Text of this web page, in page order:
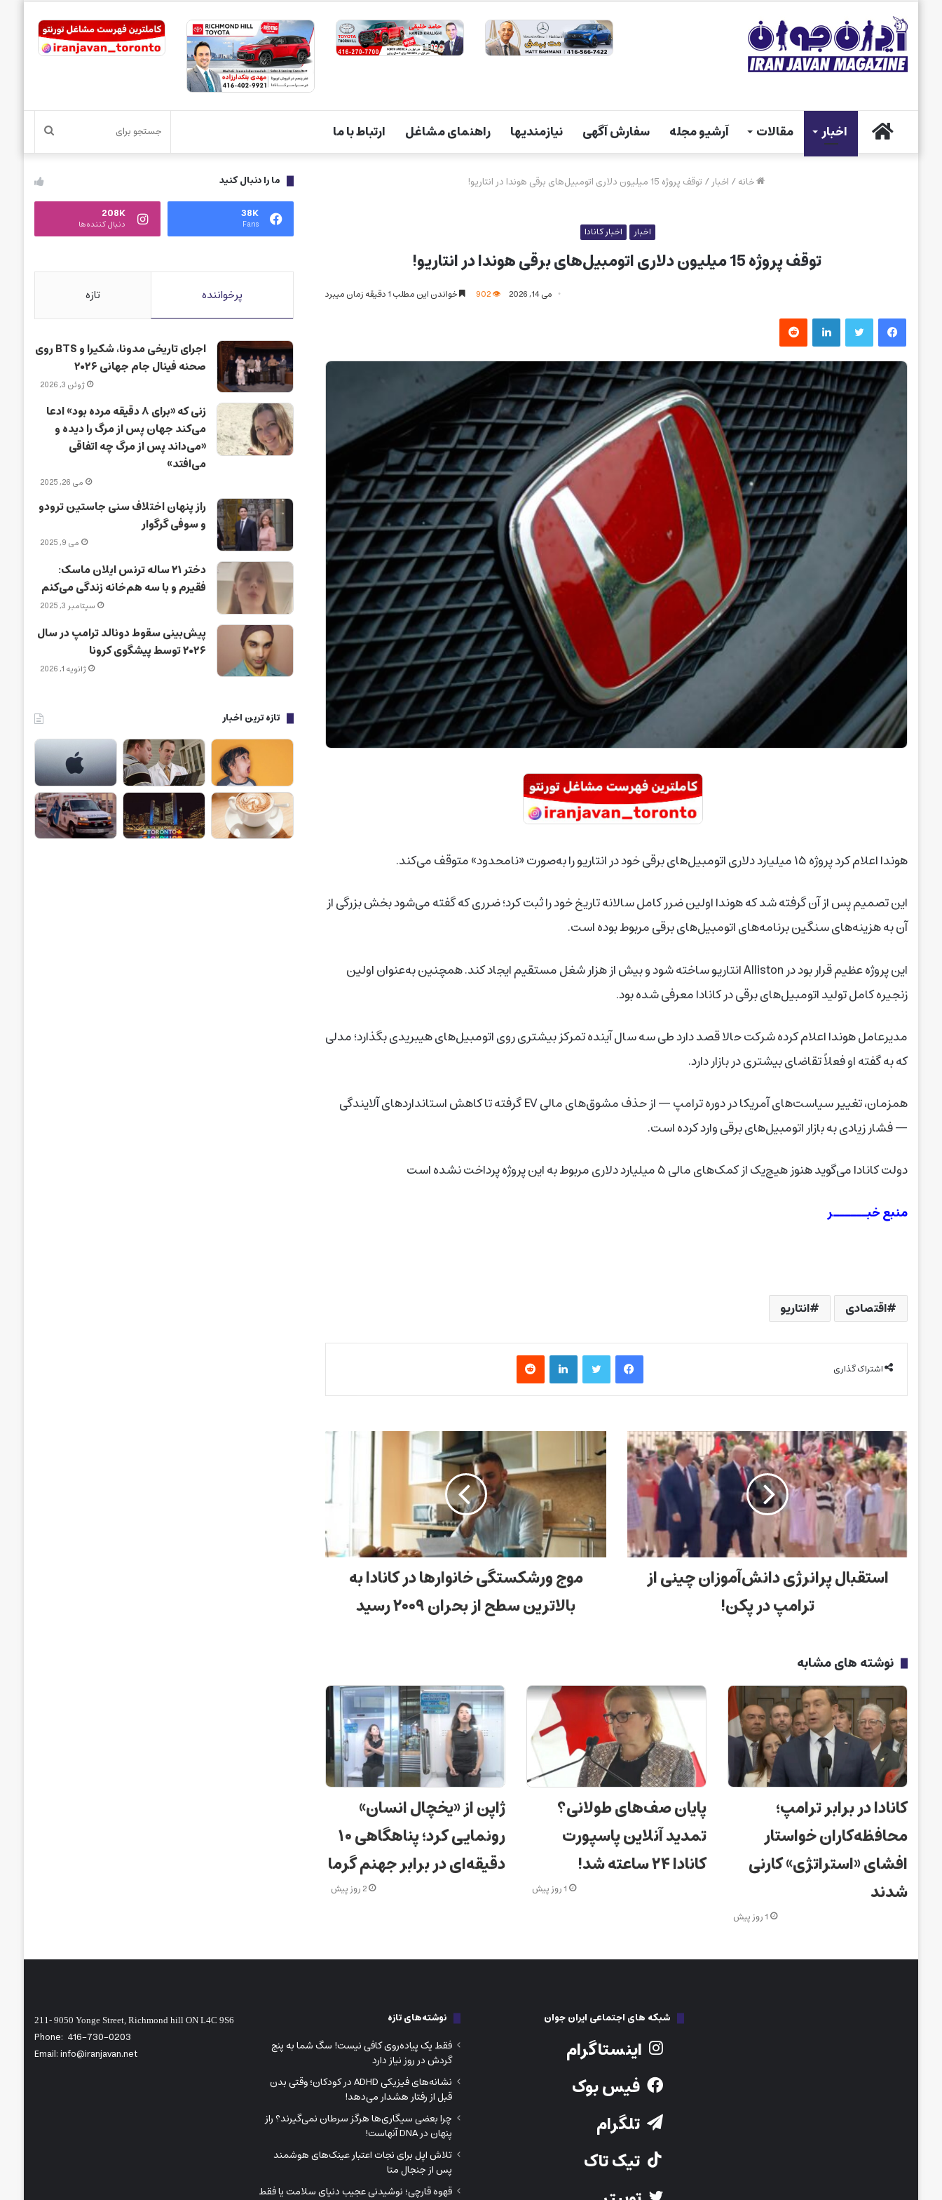
خانه اخبار مقالات آرشیو مجله سفارش آگهی نیازمندیها راهنمای مشاغل ارتباط با ما جستجو
برای خانه/ اخبار/توقف پروژه 15 میلیون دلاری اتومبیل‌های برقی هوندا در انتاریو!
اخبار اخبار کانادا
توقف پروژه 15 میلیون دلاری اتومبیل‌های برقی هوندا در انتاریو!
می 14, 2026 خواندن این مطلب 1 دقیقه زمان میبرد
فیس بوک توییتر لینکدین‫رددیت
هوندا اعلام کرد پروژه ۱۵ میلیارد دلاری اتومبیل‌های برقی خود در انتاریو را به‌صورت «نامحدود» متوقف می‌کند
.
این تصمیم پس از آن گرفته شد که هوندا اولین ضرر کامل سالانه تاریخ خود را ثبت کرد؛ ضرری که گفته می‌شود بخش بزرگی از
آن به هزینه‌های سنگین برنامه‌های اتومبیل‌های برقی مربوط بوده است.
این پروژه عظیم قرار بود درAlliston
انتاریو ساخته شود و بیش از هزار شغل مستقیم ایجاد کند. همچنین به‌عنوان اولین
زنجیره کامل تولید اتومبیل‌های برقی در کانادا معرفی شده بود.
مدیرعامل هوندا اعلام کرده شرکت حالا قصد دارد طی سه سال آینده تمرکز بیشتری روی اتومبیل‌های هیبریدی بگذارد؛ مدلی
که به گفته او فعلاً تقاضای بیشتری در بازار دارد.
همزمان، تغییر سیاست‌های آمریکا در دوره ترامپ — از حذف مشوق‌های مالی
گرفته تا کاهش استانداردهای آلایندگی
— فشار زیادی به بازار اتومبیل‌های برقی وارد کرده است.
دولت کانادا می‌گوید هنوز هیچ‌یک از کمک‌های مالی ۵ میلیارد دلاری مربوط به این پروژه پرداخت نشده است
منبع خبــــــر
اقتصادی انتاریو
اشتراک گذاری
فیس بوک توییتر لینکدین‫رددیت
استقبال پرانرژی دانش‌آموزان چینی از
ترامپ در پکن!
موج ورشکستگی خانوارها در کانادا به
بالاترین سطح از بحران ۲۰۰۹ رسید
نوشته های مشابه
کانادا در برابر ترامپ؛
محافظه‌کاران خواستار
افشای «استراتژی» کارنی
شدند
1 روز پیش
پایان صف‌های طولانی؟
تمدید آنلاین پاسپورت
کانادا ۲۴ ساعته شد!
1 روز پیش
ژاپن از «یخچال انسان»
رونمایی کرد؛ پناهگاهی ۱۰
دقیقه‌ای در برابر جهنم گرما
2 روز پیش
ما را دنبال کنید
38K
Fans
208K
دنبال کننده‌ها
پرخواننده تازه
اجرای تاریخی مدونا، شکیرا و BTS روی
صحنه فینال جام جهانی ۲۰۲۶
ژوئن 3, 2026
زنی که «برای ۸ دقیقه مرده بود» ادعا
می‌کند جهان پس از مرگ را دیده و
«می‌داند پس از مرگ چه اتفاقی
می‌افتد»
می 26, 2025
راز پنهان اختلاف سنی جاستین ترودو
و سوفی گرگوار
می 9, 2025
دختر ۲۱ ساله ترنس ایلان ماسک:
فقیرم و با سه هم‌خانه زندگی می‌کنم
سپتامبر 3, 2025
پیش‌بینی سقوط دونالد ترامپ در سال
۲۰۲۶ توسط پیشگوی کرونا
ژانویه 1, 2026
تازه ترین اخبار
شبکه های اجتماعی ایران جوان
اینستاگرام
فیس بوک
تلگرام
تیک تاک
نوشته‌های تازه
فقط یک پیاده‌روی کافی نیست! سگ شما به پنج
گردش در روز نیاز دارد
نشانه‌های فیزیکی ADHD در کودکان؛ وقتی بدن
قبل از رفتار هشدار می‌دهد!
چرا بعضی سیگاری‌ها هرگز سرطان نمی‌گیرند؟ راز
پنهان در DNA آنهاست!
تلاش اپل برای نجات اعتبار عینک‌های هوشمند
پس از جنجال متا
قهوه قارچی؛ نوشیدنی عجیب دنیای سلامت یا فقط
211- 9050 Yonge Street, Richmond hill ON L4C 9S6
Phone: 416-730-0203
Email: info@iranjavan.net